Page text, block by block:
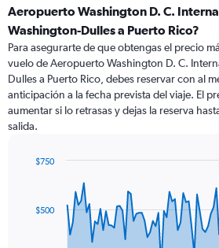
Aeropuerto Washington D. C.
Washington-Dulles a Puerto Rico?
Para asegurarte de que obtengas el precio
vuelo de Aeropuerto Washington D. C.
Dulles a Puerto Rico, debes reservar con al
anticipación a la fecha prevista del viaje. El
aumentar si lo retrasas y dejas la reserva
salida.
data
$500
$750